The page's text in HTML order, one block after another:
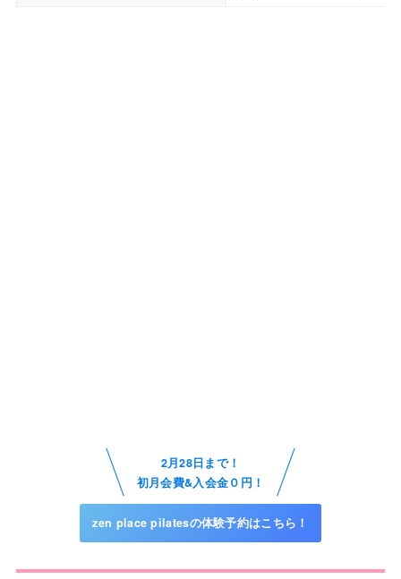
2月28日まで！
初月会費&入会金０円！
zen place pilatesの体験予約はこちら！